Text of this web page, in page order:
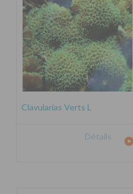
Clavularias Verts L
Détails